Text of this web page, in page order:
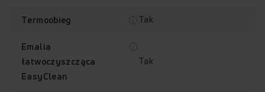
Termoobieg Tak
Emalia
łatwoczyszcząca
EasyClean
Tak